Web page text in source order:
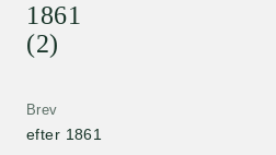
1861
(2)
Brev
efter 1861